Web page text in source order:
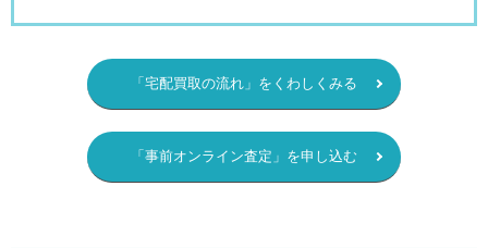
「宅配買取の流れ」をくわしくみる
「事前オンライン査定」を申し込む